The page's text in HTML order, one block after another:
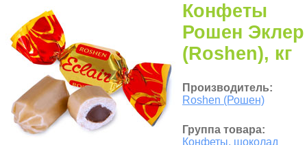
Конфеты
Рошен Эклер
(Roshen), кг
Производитель:
Roshen (Рошен)
Группа товара:
Конфеты, шоколад